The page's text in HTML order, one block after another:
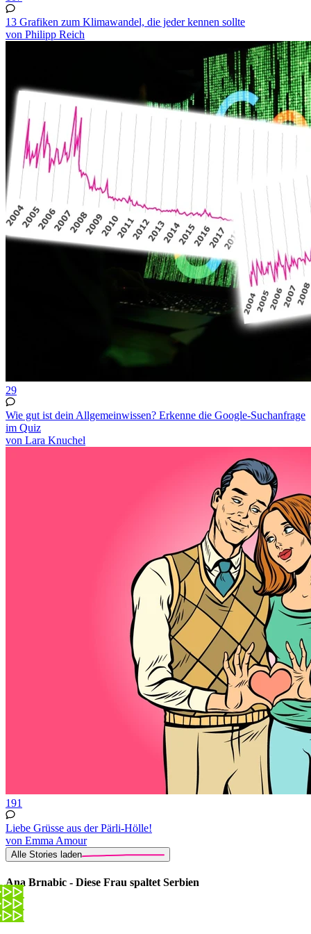
13 Grafiken zum Klimawandel, die jeder kennen sollte
von Philipp Reich
29
Wie gut ist dein Allgemeinwissen? Erkenne die Google-Suchanfrage
im Quiz
von Lara Knuchel
191
Liebe Grüsse aus der Pärli-Hölle!
von Emma Amour
Alle Stories laden
Ana Brnabic - Diese Frau spaltet Serbien